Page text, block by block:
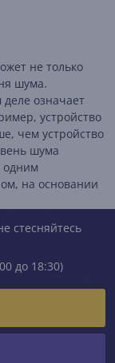
не только
шума.
означает
устройство
чем устройство
шума
одним
на основании
стесняйтесь
до 18:30)